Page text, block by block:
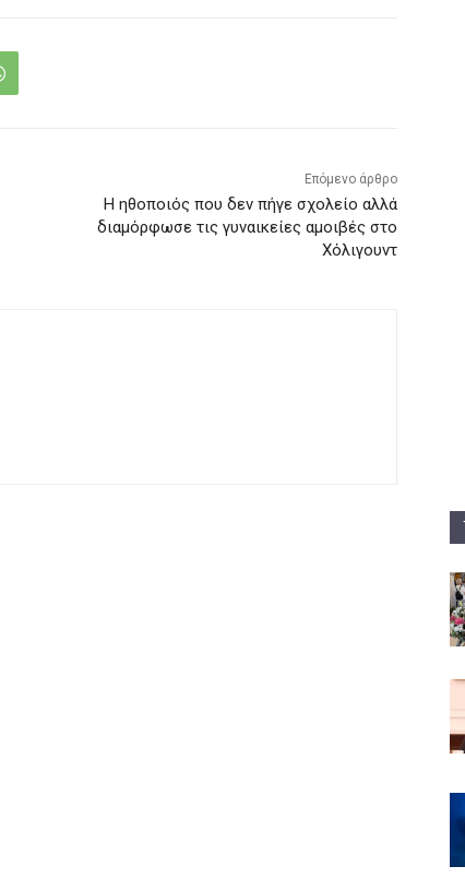
Επόμενο άρθρο
Η ηθοποιός που δεν πήγε σχολείο αλλά
διαμόρφωσε τις γυναικείες αμοιβές στο
Χόλιγουντ